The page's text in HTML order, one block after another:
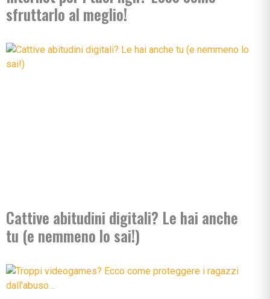
sfruttarlo al meglio!
Cattive abitudini digitali? Le hai anche
tu (e nemmeno lo sai!)